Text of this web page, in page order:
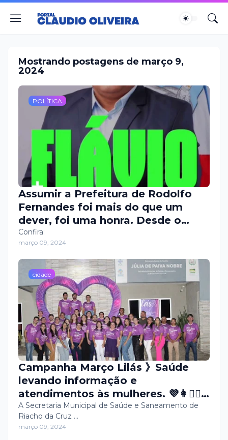
Mostrando postagens de março 9,
2024
POLÍTICA
Assumir a Prefeitura de Rodolfo
Fernandes foi mais do que um
dever, foi uma honra. Desde o
primeiro dia, senti o calor e a força
do nosso povo, moldado pela
coragem e pelo legado de meu
pai, Tico do Sindicato. Sabíamos
que os desafios seriam muitos,
mas nunca duvidamos do poder da
união e da determinação para
superá-los ✅
Confira:
março 09, 2024
cidade
Campanha Março Lilás 》Saúde
levando informação e
atendimentos às mulheres. 💜👩✍🏼
📋🧑🏼‍🦳
A Secretaria Municipal de Saúde e Saneamento de
Riacho da Cruz …
março 09, 2024